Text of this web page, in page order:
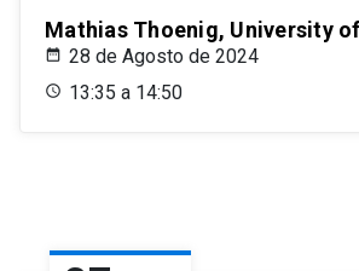
Mathias Thoenig, University
28 de Agosto de 2024
13:35 a 14:50